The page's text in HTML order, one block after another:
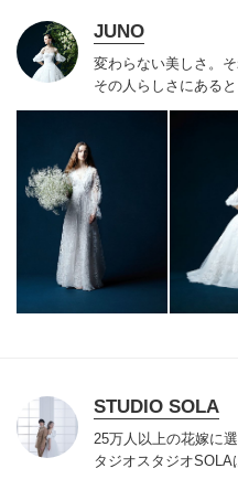
JUNO
変わらない美しさ。
その人らしさにある
たひと組のおふたり
ス、ことばにならな
をあわせる時間は、
先もつづくおふたり
信とよろこびに満ち
の人らしさという、
つづけています。
STUDIO SOLA
25万人以上の花嫁に
タジオ スタジオSOLA